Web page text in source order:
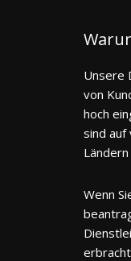
Unsere
von
hoch
sind auf
Wenn